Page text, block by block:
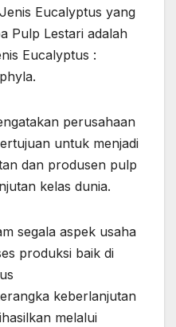
Eucalyptus yang
Pulp Lestari adalah
Eucalyptus :
perusahaan
untuk menjadi
dan produsen pulp
kelas dunia.
segala aspek usaha
produksi baik di
keberlanjutan
melalui